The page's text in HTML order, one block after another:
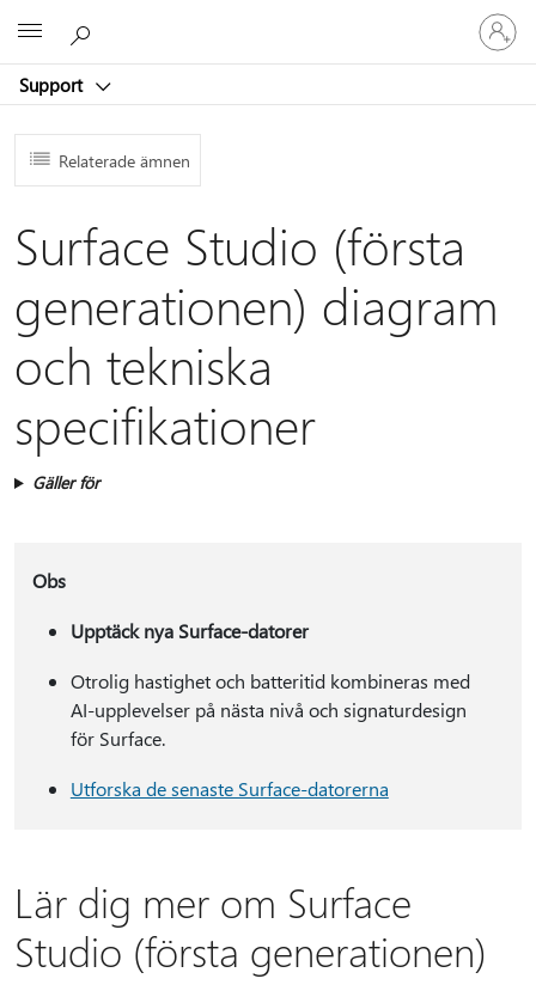
Support
Logga
in
på
konto
Relaterade ämnen
Surface Studio (första
generationen) diagram
och tekniska
specifikationer
Gäller för
Obs
Upptäck nya Surface-datorer
Otrolig hastighet och batteritid kombineras med
AI-upplevelser på nästa nivå och signaturdesign
för Surface.
Utforska de senaste Surface-datorerna
Lär dig mer om Surface
Studio (första generationen)